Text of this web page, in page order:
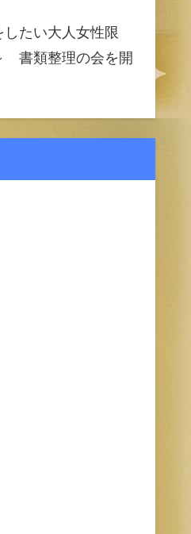
たい大人女性限
書類整理の会を開